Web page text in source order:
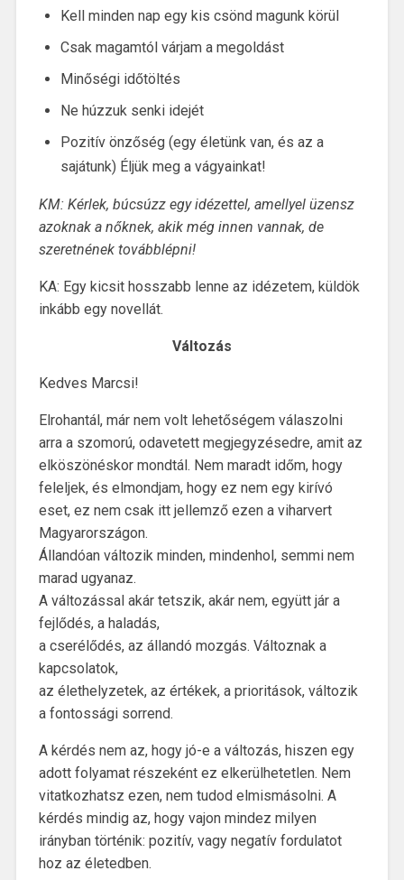
Kell minden nap egy kis csönd magunk körül
Csak magamtól várjam a megoldást
Minőségi időtöltés
Ne húzzuk senki idejét
Pozitív önzőség (egy életünk van, és az a
sajátunk) Éljük meg a vágyainkat!
KM: Kérlek, búcsúzz egy idézettel, amellyel üzensz
azoknak a nőknek, akik még innen vannak, de
szeretnének továbblépni!
KA: Egy kicsit hosszabb lenne az idézetem, küldök
inkább egy novellát.
Változás
Kedves Marcsi!
Elrohantál, már nem volt lehetőségem válaszolni
arra a szomorú, odavetett megjegyzésedre, amit az
elköszönéskor mondtál. Nem maradt időm, hogy
feleljek, és elmondjam, hogy ez nem egy kirívó
eset, ez nem csak itt jellemző ezen a viharvert
Magyarországon.
Állandóan változik minden, mindenhol, semmi nem
marad ugyanaz.
A változással akár tetszik, akár nem, együtt jár a
fejlődés, a haladás,
a cserélődés, az állandó mozgás. Változnak a
kapcsolatok,
az élethelyzetek, az értékek, a prioritások, változik
a fontossági sorrend.
A kérdés nem az, hogy jó-e a változás, hiszen egy
adott folyamat részeként ez elkerülhetetlen. Nem
vitatkozhatsz ezen, nem tudod elmismásolni. A
kérdés mindig az, hogy vajon mindez milyen
irányban történik: pozitív, vagy negatív fordulatot
hoz az életedben.